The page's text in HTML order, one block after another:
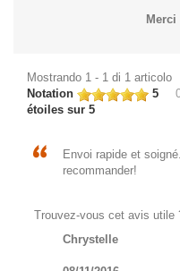
Merci
Mostrando 1 - 1 di 1 articolo
Notation
5
étoiles sur 5
Envoi rapide et
recommander!
Trouvez-vous cet avis utile
Chrystelle